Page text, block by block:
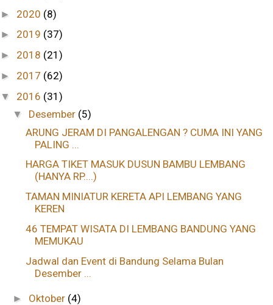
► 2020 (8)
► 2019 (37)
► 2018 (21)
► 2017 (62)
▼ 2016 (31)
▼ Desember (5)
ARUNG JERAM DI PANGALENGAN ? CUMA INI YANG
PALING ...
HARGA TIKET MASUK DUSUN BAMBU LEMBANG
(HANYA RP....)
TAMAN MINIATUR KERETA API LEMBANG YANG
KEREN
46 TEMPAT WISATA DI LEMBANG BANDUNG YANG
MEMUKAU
Jadwal dan Event di Bandung Selama Bulan
Desember ...
► Oktober (4)